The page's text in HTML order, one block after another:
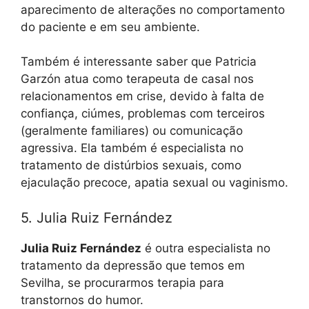
aparecimento de alterações no comportamento
do paciente e em seu ambiente.
Também é interessante saber que Patricia
Garzón atua como terapeuta de casal nos
relacionamentos em crise, devido à falta de
confiança, ciúmes, problemas com terceiros
(geralmente familiares) ou comunicação
agressiva. Ela também é especialista no
tratamento de distúrbios sexuais, como
ejaculação precoce, apatia sexual ou vaginismo.
5. Julia Ruiz Fernández
Julia Ruiz Fernández é outra especialista no
tratamento da depressão que temos em
Sevilha, se procurarmos terapia para
transtornos do humor.